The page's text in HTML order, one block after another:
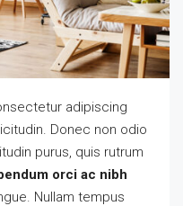
adipiscing
Donec non odio
purus, quis rutrum
orci ac nibh
Nullam tempus